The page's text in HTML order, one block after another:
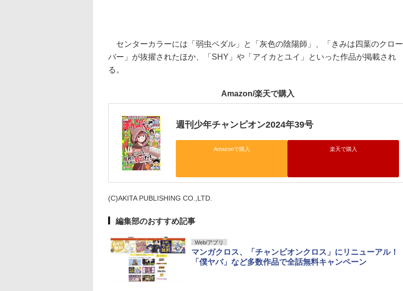
センターカラーには「弱虫ペダル」と「灰色の陰陽師」、「きみは四葉のクロー
バー」が抜擢されたほか、「SHY」や「アイカとユイ」といった作品が掲載され
る。
Amazon/楽天で購入
週刊少年チャンピオン2024年39号
Amazonで購入 楽天で購入
(C)AKITA PUBLISHING CO.,LTD.
編集部のおすすめ記事
Web/アプリ
マンガクロス、「チャンピオンクロス」にリニューアル！
「僕ヤバ」など多数作品で全話無料キャンペーン